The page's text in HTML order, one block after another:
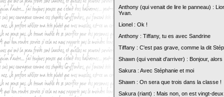
Anthony (qui venait de lire le panneau) :
Yvan.
Lionel : Ok !
Anthony : Tiffany, tu es avec Sandrine
Tiffany : C'est pas grave, comme la dit
Shawn (qui venait d'arriver) : Bonjour,
Sakura : Avec Stéphanie et moi
Shawn : On sera que trois dans la classe !
Sakura (riant) : Mais non, on est vingt-